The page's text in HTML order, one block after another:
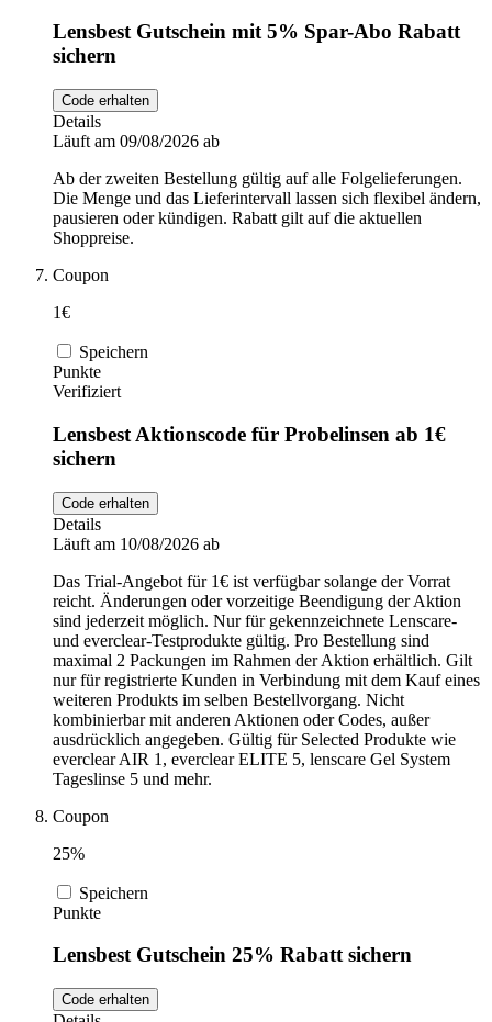
Lensbest Gutschein mit 5% Spar-Abo Rabatt
sichern
Code erhalten
Details
Läuft am 09/08/2026 ab
Ab der zweiten Bestellung gültig auf alle Folgelieferungen.
Die Menge und das Lieferintervall lassen sich flexibel ändern,
pausieren oder kündigen. Rabatt gilt auf die aktuellen
Shoppreise.
Coupon
1€
Speichern
Punkte
Verifiziert
Lensbest Aktionscode für Probelinsen ab 1€
sichern
Code erhalten
Details
Läuft am 10/08/2026 ab
Das Trial-Angebot für 1€ ist verfügbar solange der Vorrat
reicht. Änderungen oder vorzeitige Beendigung der Aktion
sind jederzeit möglich. Nur für gekennzeichnete Lenscare-
und everclear-Testprodukte gültig. Pro Bestellung sind
maximal 2 Packungen im Rahmen der Aktion erhältlich. Gilt
nur für registrierte Kunden in Verbindung mit dem Kauf eines
weiteren Produkts im selben Bestellvorgang. Nicht
kombinierbar mit anderen Aktionen oder Codes, außer
ausdrücklich angegeben. Gültig für Selected Produkte wie
everclear AIR 1, everclear ELITE 5, lenscare Gel System
Tageslinse 5 und mehr.
Coupon
25%
Speichern
Punkte
Lensbest Gutschein 25% Rabatt sichern
Code erhalten